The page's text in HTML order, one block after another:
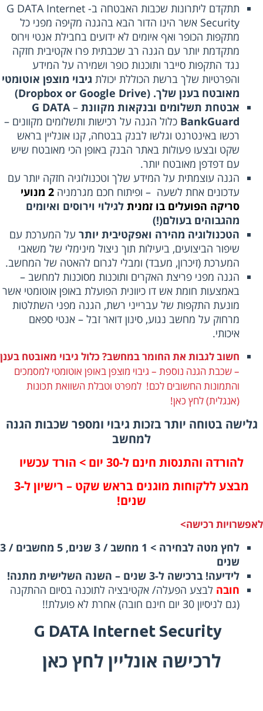
תתקדם ליתרונות שכבות האבטחה ב- G DATA Internet
Security אשר הינו הדור הבא בהגנה מקיפה מפני כל
מתקפות הכופר ואף איומים לא ידועים בחבילת אנטי וירוס
מתקדמת יותר עם הגנה רב שכבתית פרו אקטיבית חזקה
נגד התקפות סייבר ותוכנות כופר ושמירה על המידע
והפרטיות שלך ברשת הכוללת יכולתגיבוי מוצפן אוטומטי
מאובטח בענן שלך. (Dropbox or Google Drive)
אבטחת תשלומים ובנקאות מקוונת–
G DATA
BankGuardכלול הגנה על רכישות ותשלומים מקוונים –
רכשו באינטרנט וגלשו לבנק בבטחה, קנו אונליין בראש
שקט ובצעו פעולות באתר הבנק באופן הכי מאובטח שיש
עם דפדפן מאובטח יותר.
הגנה עוצמתית על המידע שלך וטכנולוגיה חזקה יותר עם
עדכונים אחת לשעה – ופיתוח חכם מגרמניה
2 מנועי
סריקה הפועלים בו זמניתלגילוי וירוסים ואיומים
מהגבוהים בעולם(!)
הטכנולוגיה מהירה ואפקטיבית יותרעל המערכת עם
שיפור הביצועים, ביעילות תוך ניצול מינימלי של משאבי
המערכת (זיכרון, מעבד) ומבלי לגרום להאטה של המחשב.
הגנה מפני פריצת האקרים ותוכנות מסוכנות למחשב –
באמצעות חומת אש דו כיוונית הפועלת באופן אוטומטי אשר
מונעת התקפות של עברייני רשת, הגנה מפני השתלטות
מרחוק על מחשב נגוע, סינון דואר זבל – אנטי ספאם
איכותי.
חשוב לגבות את החומר במחשב? כלול גיבוי מאובטח בענן
– שכבת הגנה נוספת – גיבוי מוצפן באופן אוטומטי למסמכים
והתמונות החשובים לכם! למפרט וטבלת השוואת תכונות
(אנגלית)לחץ כאן!
בטוחה יותר בזכות גיבוי ומספר שכבות הגנה
למחשב
להורדה והתנסות חינם ל-30 יום > הורד עכשיו
מבצע ללקוחות מוגנים בראש שקט –
רישיון ל-3
שנים!
רכישה>
לחץ מטה לבחירה > 1 מחשב / 3 שנים, 5 מחשבים / 3
שנים
לידיעה! ברכישה ל-3 שנים – השנה השלישית מתנה!
חובה לבצע הפעלה/ אקטיבציה לתוכנה בסיום ההתקנה
(גם לניסיון 30 יום חינם חובה) אחרת לא פועלת!!
G DATA Internet Security
לרכישה אונליין לחץ כאן